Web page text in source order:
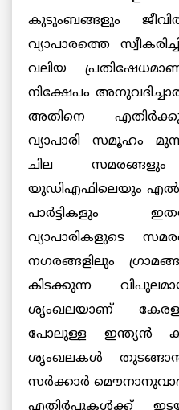
കുടുംബങ്ങളും
വ്യാപാരത്തെ
വലിയ
നിക്ഷേപം
അതിനെ
വ്യാപാരി സമൂഹം
ചില
യുഡിഎഫിലെയും എല്‍
പാര്‍ട്ടികളും
വ്യാപാരികളുടെ
നഗരങ്ങളിലും
കിടക്കുന്ന
ശൃംഖലയാണ്
പോലുള്ള ഇന്ത്യന്‍
ശൃംഖലകള്‍
സര്‍ക്കാര്‍
എതിര്‍പ്പുകള്‍ക്ക്